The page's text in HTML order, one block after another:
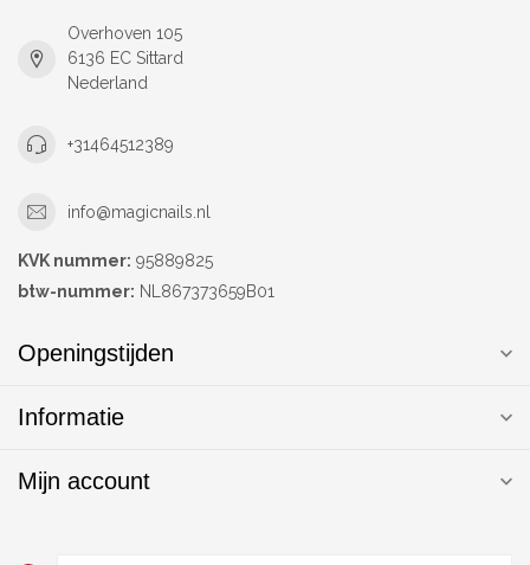
Overhoven 105
6136 EC Sittard
Nederland
+31464512389
info@magicnails.nl
KVK nummer: 95889825
btw-nummer: NL867373659B01
Openingstijden
Informatie
Mijn account